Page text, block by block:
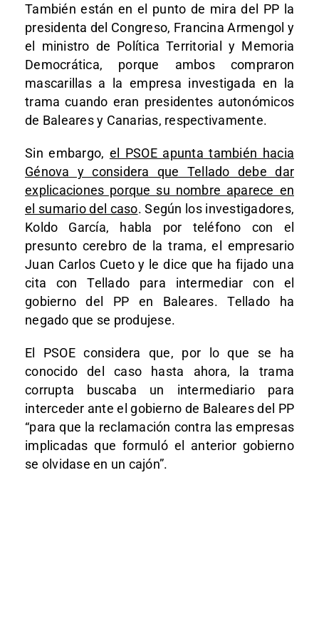
También están en el punto de mira del PP la
presidenta del Congreso, Francina Armengol y
el ministro de Política Territorial y Memoria
Democrática, porque ambos compraron
mascarillas a la empresa investigada en la
trama cuando eran presidentes autonómicos
de Baleares y Canarias, respectivamente.
Sin embargo, el PSOE apunta también hacia
Génova y considera que Tellado debe dar
explicaciones porque su nombre aparece en
el sumario del caso. Según los investigadores,
Koldo García, habla por teléfono con el
presunto cerebro de la trama, el empresario
Juan Carlos Cueto y le dice que ha fijado una
cita con Tellado para intermediar con el
gobierno del PP en Baleares. Tellado ha
negado que se produjese.
El PSOE considera que, por lo que se ha
conocido del caso hasta ahora, la trama
corrupta buscaba un intermediario para
interceder ante el gobierno de Baleares del PP
“para que la reclamación contra las empresas
implicadas que formuló el anterior gobierno
se olvidase en un cajón”.